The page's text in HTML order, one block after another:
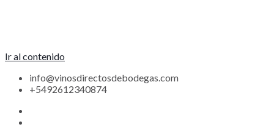
Ir al contenido
info@vinosdirectosdebodegas.com
+5492612340874